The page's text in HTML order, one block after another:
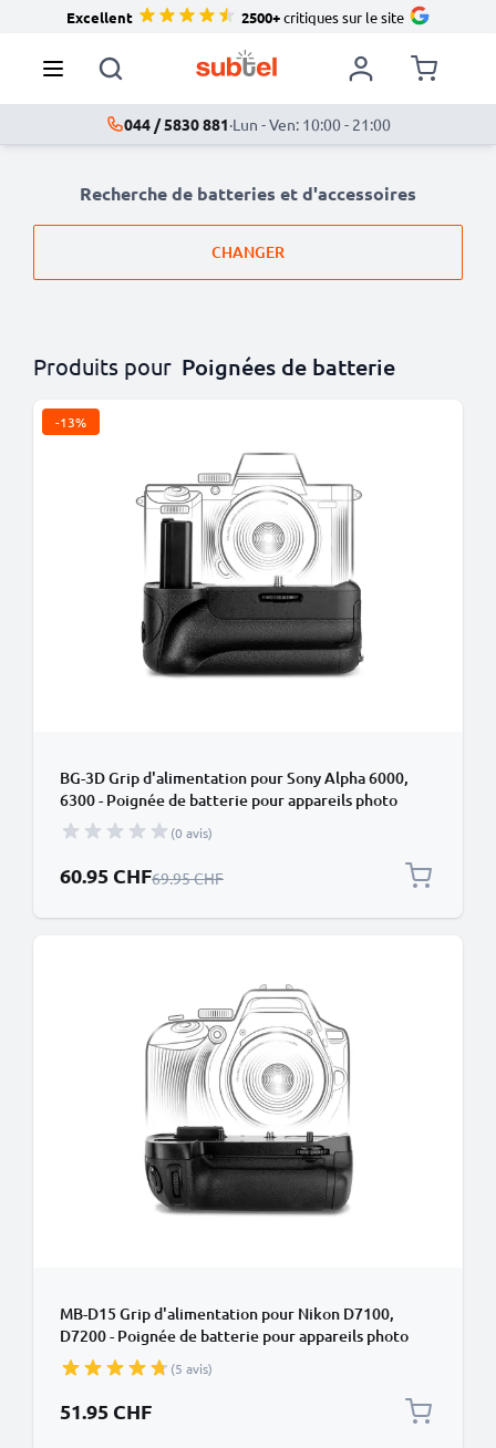
Excellent 2500+critiques sur le site
044 / 5830 881·Lun - Ven: 10:00 - 21:00
Recherche de batteries et d'accessoires
CHANGER
Produits pour Poignées de batterie
-13%
BG-3D Grip d'alimentation pour Sony Alpha 6000,
6300 - Poignée de batterie pour appareils photo
de CELLONIC
(0 avis)
Prix spécial
60.95 CHFPrix normal
69.95 CHF
MB-D15 Grip d'alimentation pour Nikon D7100,
D7200 - Poignée de batterie pour appareils photo
de CELLONIC
(5 avis)
51.95 CHF